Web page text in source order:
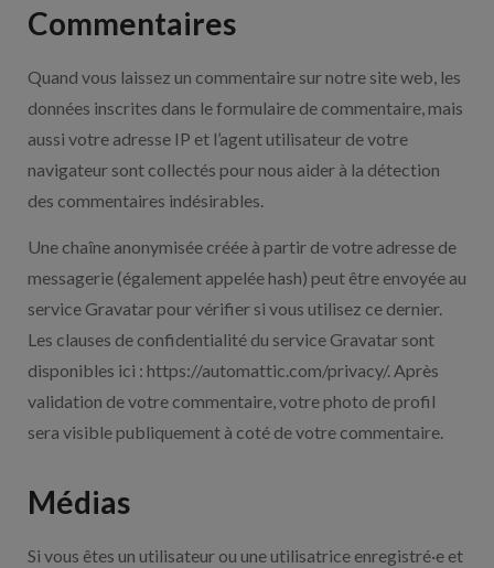
Commentaires
Quand vous laissez un commentaire sur notre site web, les
données inscrites dans le formulaire de commentaire, mais
aussi votre adresse IP et l’agent utilisateur de votre
navigateur sont collectés pour nous aider à la détection
des commentaires indésirables.
Une chaîne anonymisée créée à partir de votre adresse de
messagerie (également appelée hash) peut être envoyée au
service Gravatar pour vérifier si vous utilisez ce dernier.
Les clauses de confidentialité du service Gravatar sont
disponibles ici : https://automattic.com/privacy/. Après
validation de votre commentaire, votre photo de profil
sera visible publiquement à coté de votre commentaire.
Médias
Si vous êtes un utilisateur ou une utilisatrice enregistré·e et